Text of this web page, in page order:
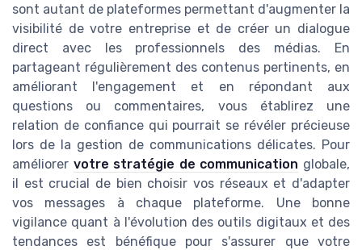
sont autant de plateformes permettant d'augmenter la
visibilité de votre entreprise et de créer un dialogue
direct avec les professionnels des médias. En
partageant régulièrement des contenus pertinents, en
améliorant l'engagement et en répondant aux
questions ou commentaires, vous établirez une
relation de confiance qui pourrait se révéler précieuse
lors de la gestion de communications délicates. Pour
améliorer votre stratégie de communication globale,
il est crucial de bien choisir vos réseaux et d'adapter
vos messages à chaque plateforme. Une bonne
vigilance quant à l'évolution des outils digitaux et des
tendances est bénéfique pour s'assurer que votre